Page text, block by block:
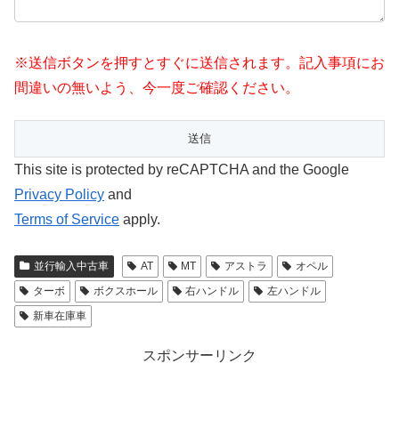
※送信ボタンを押すとすぐに送信されます。記入事項にお
間違いの無いよう、今一度ご確認ください。
This site is protected by reCAPTCHA and the Google
Privacy Policy and
Terms of Service apply.
並行輸入中古車 AT MT アストラ
オペル
ターボ
ボクスホール 右ハンドル
左ハンドル
新車在庫車
スポンサーリンク